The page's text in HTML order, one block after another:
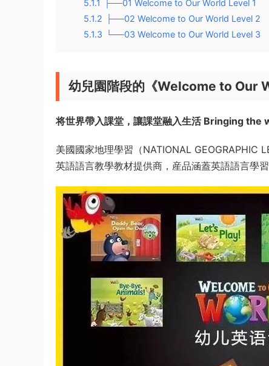
5.1.1
├──01 Welcome to Our World Level 1
5.1.2
├──02 Welcome to Our World Level 2
5.1.3
└──03 Welcome to Our World Level 3
幼兒園階段的《Welcome to Our
将世界帶入課堂，讓課堂融入生活 Bringing the
美國國家地理學習（NATIONAL GEOGRAPHIC
英語語言教學教材提供商，産品涵蓋英語語言學